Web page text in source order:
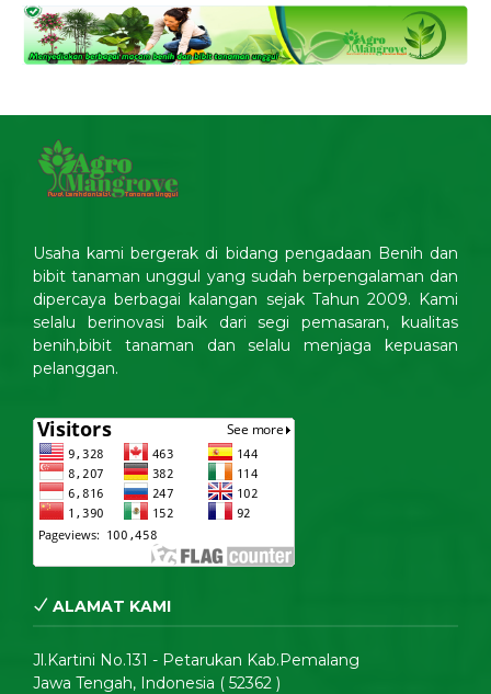
Usaha kami bergerak di bidang pengadaan Benih dan
bibit tanaman unggul yang sudah berpengalaman dan
dipercaya berbagai kalangan sejak Tahun 2009. Kami
selalu berinovasi baik dari segi pemasaran, kualitas
benih,bibit tanaman dan selalu menjaga kepuasan
pelanggan.
ALAMAT KAMI
Jl.Kartini No.131 - Petarukan Kab.Pemalang
Jawa Tengah, Indonesia ( 52362 )